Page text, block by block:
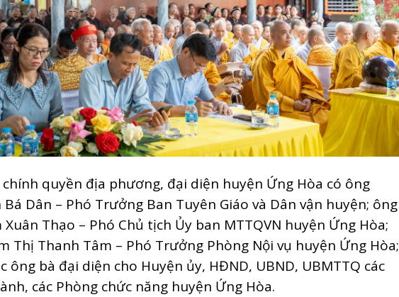
chính quyền địa phương, đại diện huyện Ứng Hòa có ông
Bá Dân – Phó Trưởng Ban Tuyên Giáo và Dân vận huyện; ông
Xuân Thạo – Phó Chủ tịch Ủy ban MTTQVN huyện Ứng Hòa;
Thị Thanh Tâm – Phó Trưởng Phòng Nội vụ huyện Ứng Hòa;
ông bà đại diện cho Huyện ủy, HĐND, UBND, UBMTTQ các
các Phòng chức năng huyện Ứng Hòa.